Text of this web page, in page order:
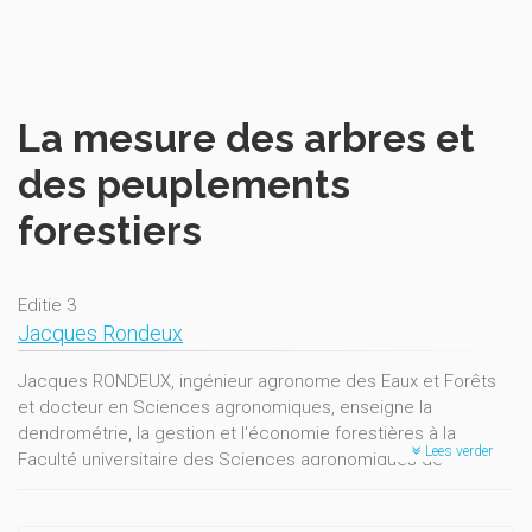
La mesure des arbres et
des peuplements
forestiers
Editie 3
Jacques Rondeux
Jacques RONDEUX, ingénieur agronome des Eaux et Forêts
et docteur en Sciences agronomiques, enseigne la
dendrométrie, la gestion et l'économie forestières à la
Faculté universitaire des Sciences agronomiques deLees verder